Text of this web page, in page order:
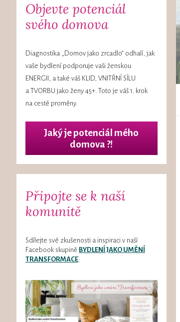
Objevte potenciál
svého domova
Diagnostika „Domov jako zrcadlo“ odhalí, jak
vaše bydlení podporuje vaši ženskou
ENERGII, a také váš KLID, VNITŘNÍ SÍLU
a TVORBU jako ženy 45+. Toto je váš 1. krok
na cestě proměny.
Jaký je potenciál mého
domova ?!
Připojte se k naší
komunitě
Sdílejte své zkušenosti a inspiraci v naší
Facebook skupině BYDLENÍ JAKO UMĚNÍ
TRANSFORMACE: